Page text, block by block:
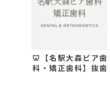
🦷【名駅大森ピア歯
科・矯正歯科】抜歯